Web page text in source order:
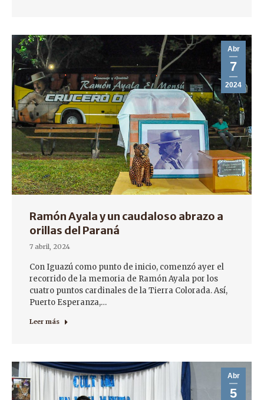
Abr
7
2024
Ramón Ayala y un caudaloso abrazo a
orillas del Paraná
7 abril, 2024
Con Iguazú como punto de inicio, comenzó ayer el
recorrido de la memoria de Ramón Ayala por los
cuatro puntos cardinales de la Tierra Colorada. Así,
Puerto Esperanza,…
Leer más
Abr
5